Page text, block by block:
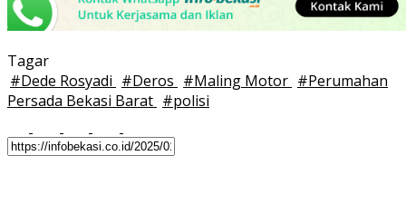
Tagar
#Dede Rosyadi #Deros #Maling Motor #Perumahan
Persada Bekasi Barat #polisi